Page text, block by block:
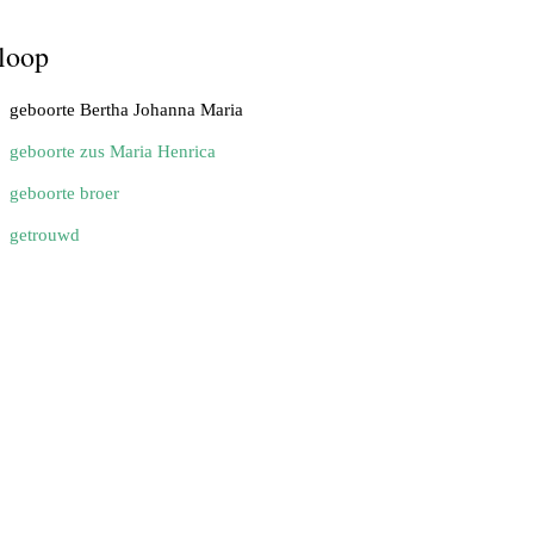
geboorte Bertha Johanna Maria
geboorte zus Maria Henrica
geboorte broer
getrouwd